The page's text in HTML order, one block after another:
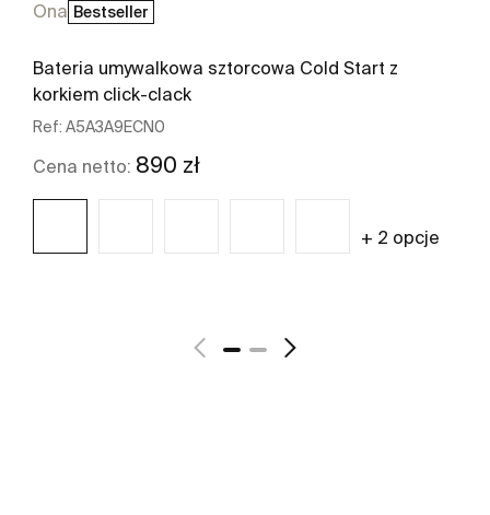
Ona Bestseller
Bateria umywalkowa sztorcowa Cold Start z
korkiem click-clack
Ref: A5A3A9ECN0
Cena netto: 890 zł
+ 2 opcje